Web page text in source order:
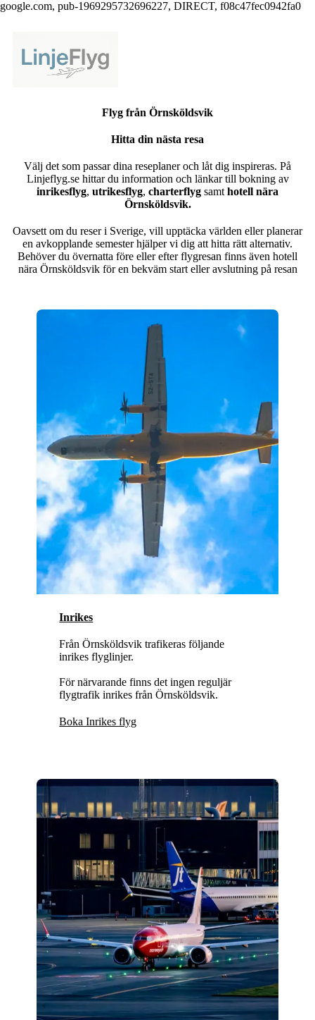
google.com, pub-1969295732696227, DIRECT, f08c47fec0942fa0
Flyg från Örnsköldsvik
Hitta din nästa resa
Välj det som passar dina reseplaner och låt dig inspireras. På
Linjeflyg.se hittar du information och länkar till bokning av
inrikesflyg, utrikesflyg, charterflyg samt hotell nära
Örnsköldsvik.
Oavsett om du reser i Sverige, vill upptäcka världen eller planerar
en avkopplande semester hjälper vi dig att hitta rätt alternativ.
Behöver du övernatta före eller efter flygresan finns även hotell
nära Örnsköldsvik för en bekväm start eller avslutning på resan
Inrikes
Från Örnsköldsvik trafikeras följande
inrikes flyglinjer.
För närvarande finns det ingen reguljär
flygtrafik inrikes från Örnsköldsvik.
Boka Inrikes flyg